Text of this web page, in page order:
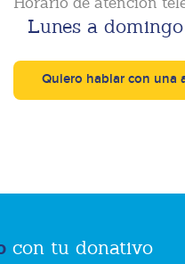
Lunes a
Quiero hablar con una
con tu donativo